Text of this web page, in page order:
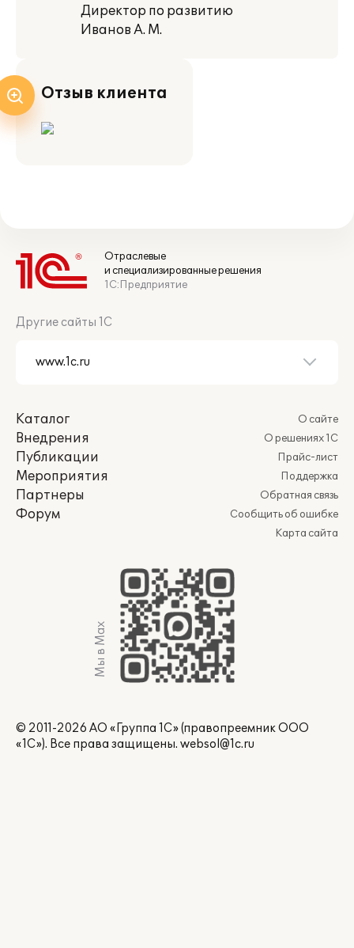
Директор по развитию
Иванов А. М.
Отзыв клиента
Отраслевые
и специализированные решения
1С:Предприятие
Другие сайты 1С
Каталог
Внедрения
Публикации
Мероприятия
Партнеры
Форум
О сайте
О решениях 1С
Прайс-лист
Поддержка
Обратная связь
Сообщить об ошибке
Карта сайта
Мы в Max
© 2011-2026 АО «Группа 1С» (правопреемник ООО
«1С»). Все права защищены. websol@1c.ru